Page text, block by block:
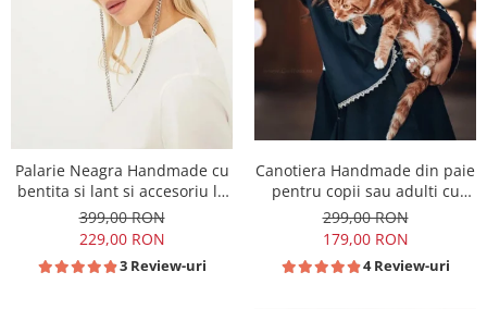
Palarie Neagra Handmade cu
bentita si lant si accesoriu la
alegere
399,00 RON
229,00 RON
3 Review-uri
Canotiera Handmade din paie
pentru copii sau adulti cu
Borul cel mai mic
299,00 RON
179,00 RON
4 Review-uri